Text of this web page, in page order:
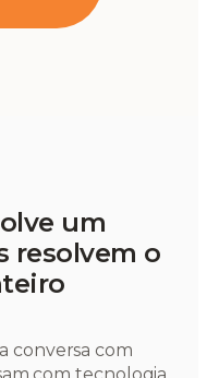
um
resolvem o
conversa com